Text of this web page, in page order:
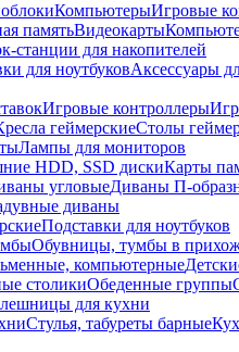
КомпьютерыИгровые
памятьВидеокарты
станции для накопителей
для ноутбуковАксессуары
Игровые контроллеры
геймерскиеСтолы
Лампы для мониторов
HDD, SSD дискиКарты
угловыеДиваны П-
диваны
Подставки для ноутбуков
Обувницы, тумбы в
компьютерные
столикиОбеденные группы
для кухни
Стулья, табуреты барные